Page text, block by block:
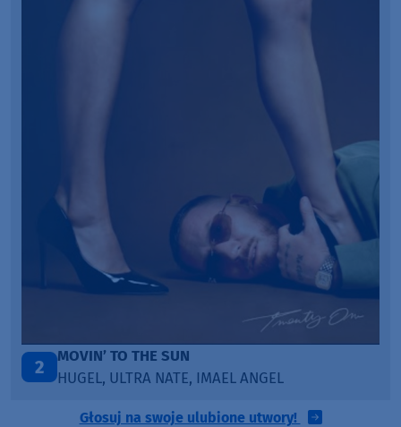
ANGEL 3
BLETKA
Głosuj na swoje ulubione utwory!